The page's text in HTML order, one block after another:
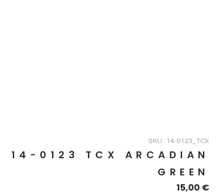
SKU : 14-0123_TCX
14-0123 TCX ARCADIAN
GREEN
15,00 €